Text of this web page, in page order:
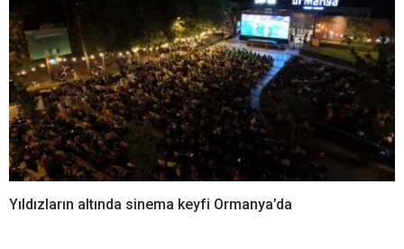
Yıldızların altında sinema keyfi Ormanya’da